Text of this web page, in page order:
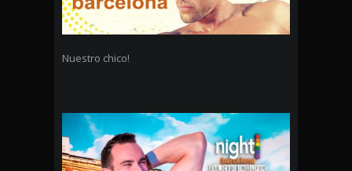
Nuestro chico!